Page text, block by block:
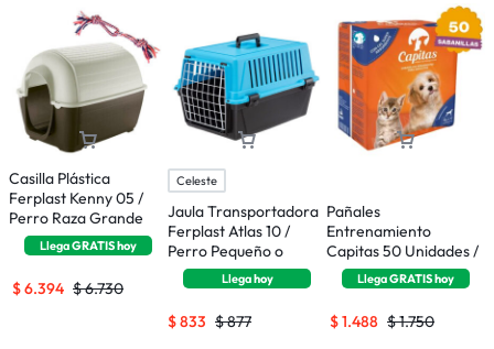
Casilla Plástica
Ferplast Kenny 05 /
Perro Raza Grande
LlegaGRATIShoy
$6.730
$6.394
Celeste
Jaula Transportadora
Ferplast Atlas 10 /
Perro Pequeño o
Gatos
Llegahoy
$877
$833
Pañales
Entrenamiento
Capitas 50 Unidades /
65 x 77 Cms
LlegaGRATIShoy
$1.750
$1.488